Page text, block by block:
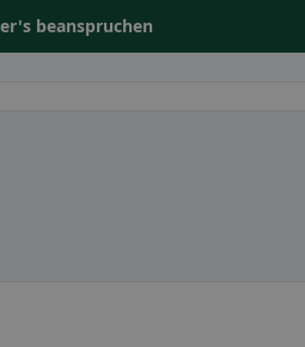
beanspruchen